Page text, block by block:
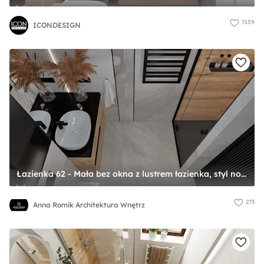
ICONDESIGN 7159
Łazienka 62 - Mała bez okna z lustrem łazienka, styl nowoczesny - zdjęcie od Anna Romik Architektura Wnętrz
Anna Romik Architektura Wnętrz 273